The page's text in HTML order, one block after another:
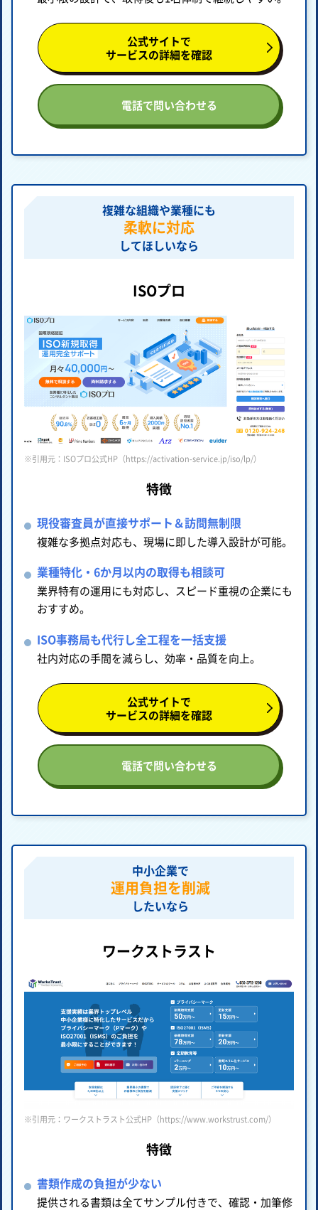
公式サイトで
サービスの詳細を確認
電話で問い合わせる
複雑な組織や業種にも
柔軟に対応
してほしいなら
ISOプロ
※引用元：ISOプロ公式HP（https://activation-service.jp/iso/lp/）
特徴
現役審査員が直接サポート＆訪問無制限
複雑な多拠点対応も、現場に即した導入設計が可能。
業種特化・6か月以内の取得も相談可
業界特有の運用にも対応し、スピード重視の企業にも
おすすめ。
ISO事務局も代行し全工程を一括支援
社内対応の手間を減らし、効率・品質を向上。
公式サイトで
サービスの詳細を確認
電話で問い合わせる
中小企業で
運用負担を削減
したいなら
ワークストラスト
※引用元：ワークストラスト公式HP（https://www.workstrust.com/）
特徴
書類作成の負担が少ない
提供される書類は全てサンプル付きで、確認・加筆修